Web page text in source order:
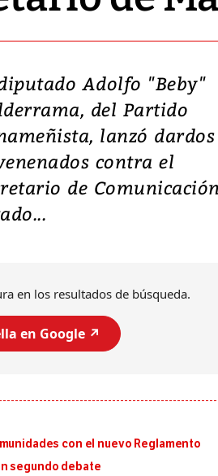
Adolfo "Beby"
del Partido
lanzó dardos
contra el
de
en los resultados de búsqueda.
en Google ↗️
con el nuevo Reglamento
segundo debate
Video, Japón:
deja heridos y
daños en Kumamoto
Un fuerte terremoto de
7,1 se registró este martes